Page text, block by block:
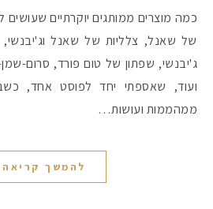
כמה מוצרים ממותגים יוקרתיים שעושים לי שמח לאחרונה - מייקאפ
של שאנל, צלליות של שאנל וג'יבנשי,
ג'יבנשי, שפתון של טום פורד, סרום-
ועוד, שאספתי יחד לפוסט אחד,
ממהממות ועושות…
להמשך